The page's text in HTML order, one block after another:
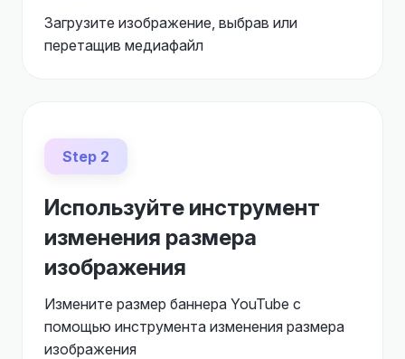
Загрузите изображение, выбрав или
перетащив медиафайл
Step 2
Используйте инструмент
изменения размера
изображения
Измените размер баннера YouTube с
помощью инструмента изменения размера
изображения